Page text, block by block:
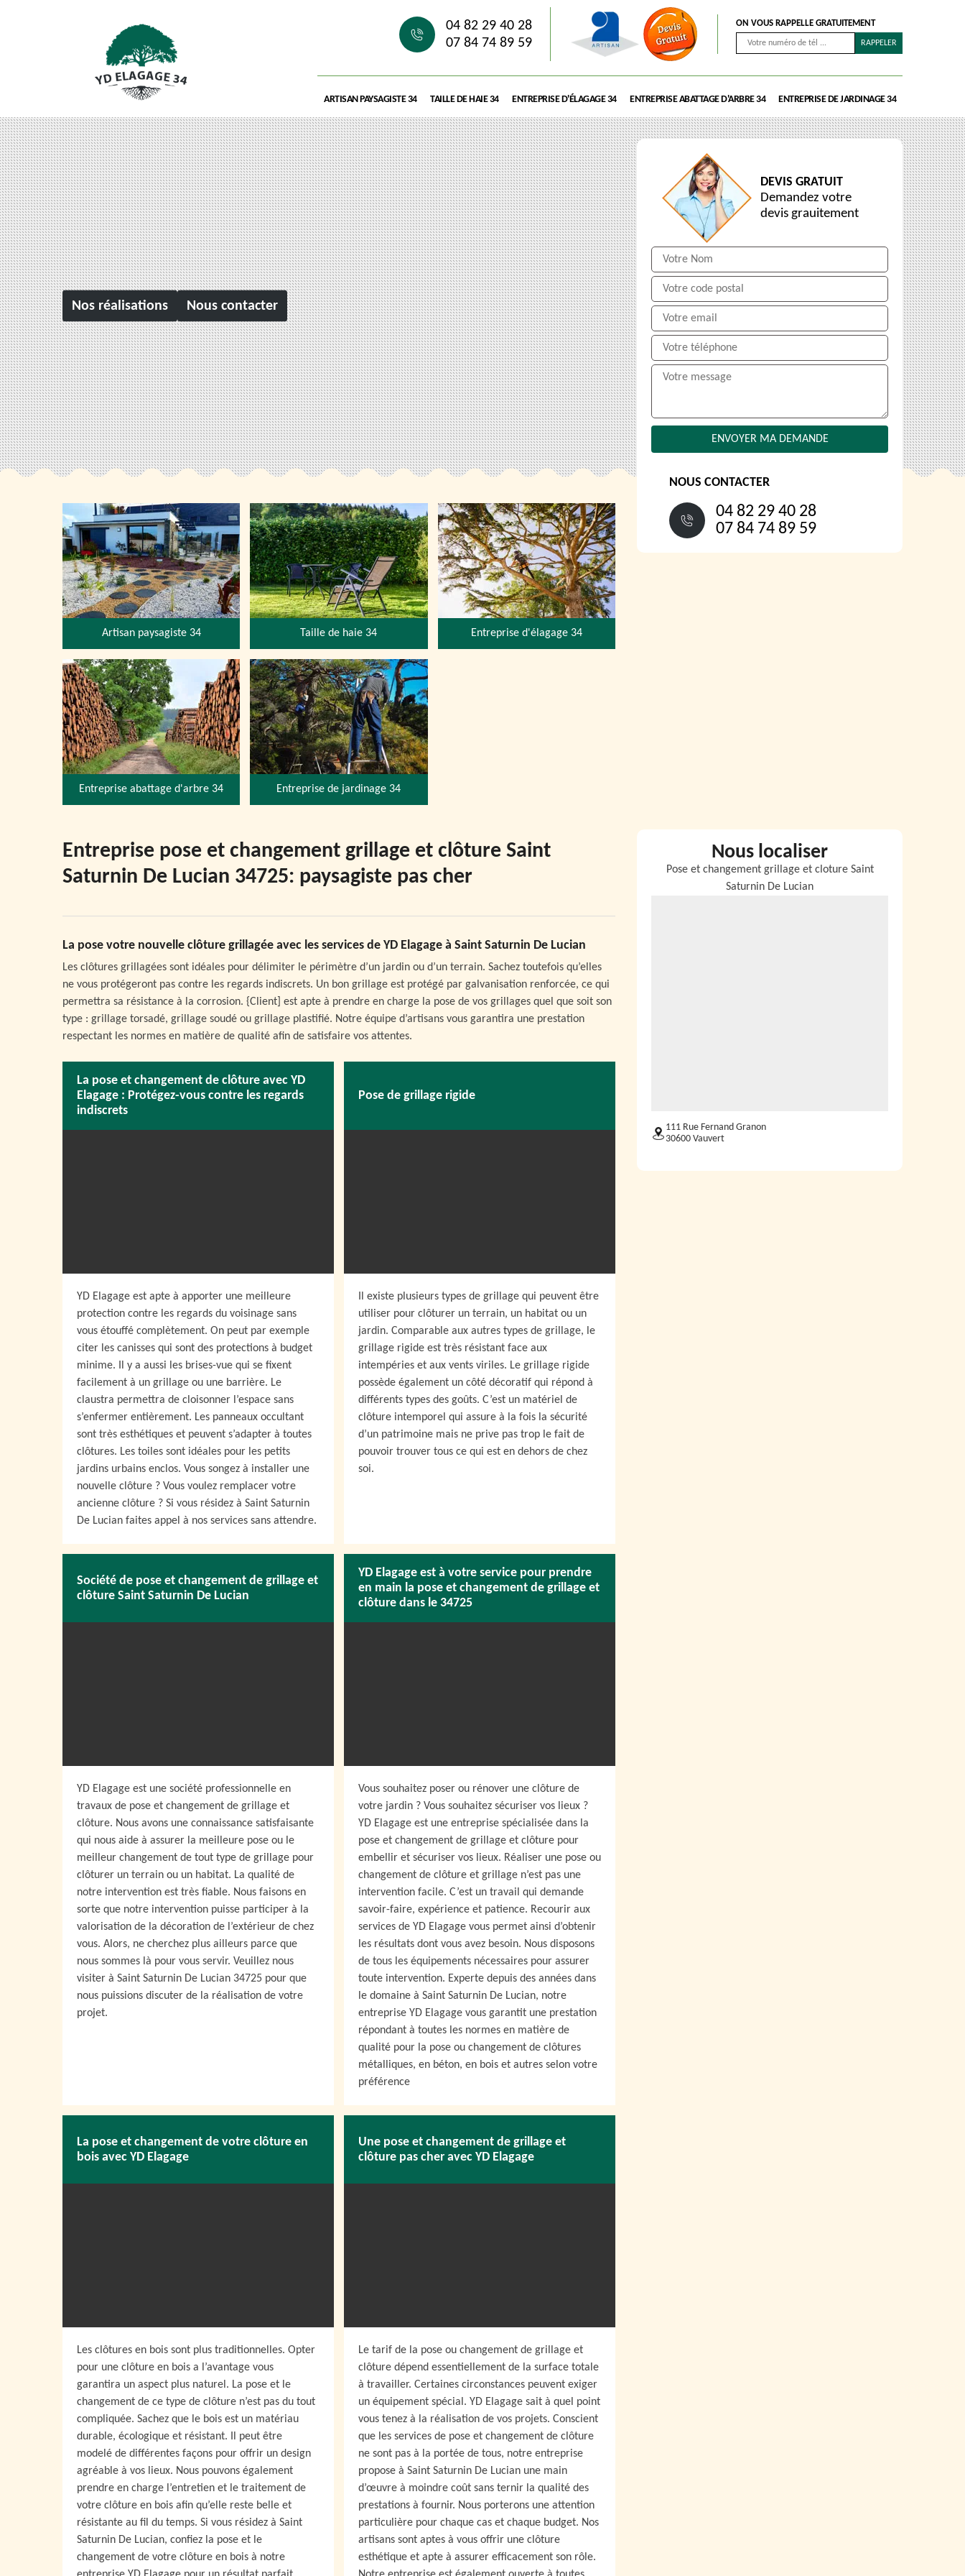
04 82 29 40 28
07 84 74 89 59
ON VOUS RAPPELLE GRATUITEMENT
ARTISAN PAYSAGISTE 34 TAILLE DE HAIE 34 ENTREPRISE D'ÉLAGAGE 34 ENTREPRISE ABATTAGE D'ARBRE 34 ENTREPRISE DE JARDINAGE 34
Nos réalisations Nous contacter
Artisan paysagiste 34 Taille de haie 34 Entreprise d'élagage 34
Entreprise abattage d'arbre 34 Entreprise de jardinage 34
Entreprise pose et changement grillage et clôture Saint
Saturnin De Lucian 34725: paysagiste pas cher
La pose votre nouvelle clôture grillagée avec les services de YD Elagage à Saint Saturnin De Lucian
Les clôtures grillagées sont idéales pour délimiter le périmètre d’un jardin ou d’un terrain. Sachez toutefois qu’elles
ne vous protégeront pas contre les regards indiscrets. Un bon grillage est protégé par galvanisation renforcée, ce qui
permettra sa résistance à la corrosion. {Client] est apte à prendre en charge la pose de vos grillages quel que soit son
type : grillage torsadé, grillage soudé ou grillage plastifié. Notre équipe d’artisans vous garantira une prestation
respectant les normes en matière de qualité afin de satisfaire vos attentes.
La pose et changement de clôture avec YD
Elagage : Protégez-vous contre les regards
indiscrets
YD Elagage est apte à apporter une meilleure
protection contre les regards du voisinage sans
vous étouffé complètement. On peut par exemple
citer les canisses qui sont des protections à budget
minime. Il y a aussi les brises-vue qui se fixent
facilement à un grillage ou une barrière. Le
claustra permettra de cloisonner l’espace sans
s’enfermer entièrement. Les panneaux occultant
sont très esthétiques et peuvent s’adapter à toutes
clôtures. Les toiles sont idéales pour les petits
jardins urbains enclos. Vous songez à installer une
nouvelle clôture ? Vous voulez remplacer votre
ancienne clôture ? Si vous résidez à Saint Saturnin
De Lucian faites appel à nos services sans attendre.
Pose de grillage rigide
Il existe plusieurs types de grillage qui peuvent être
utiliser pour clôturer un terrain, un habitat ou un
jardin. Comparable aux autres types de grillage, le
grillage rigide est très résistant face aux
intempéries et aux vents viriles. Le grillage rigide
possède également un côté décoratif qui répond à
différents types des goûts. C’est un matériel de
clôture intemporel qui assure à la fois la sécurité
d’un patrimoine mais ne prive pas trop le fait de
pouvoir trouver tous ce qui est en dehors de chez
soi.
Société de pose et changement de grillage et
clôture Saint Saturnin De Lucian
YD Elagage est une société professionnelle en
travaux de pose et changement de grillage et
clôture. Nous avons une connaissance satisfaisante
qui nous aide à assurer la meilleure pose ou le
meilleur changement de tout type de grillage pour
clôturer un terrain ou un habitat. La qualité de
notre intervention est très fiable. Nous faisons en
sorte que notre intervention puisse participer à la
valorisation de la décoration de l’extérieur de chez
vous. Alors, ne cherchez plus ailleurs parce que
nous sommes là pour vous servir. Veuillez nous
visiter à Saint Saturnin De Lucian 34725 pour que
nous puissions discuter de la réalisation de votre
projet.
YD Elagage est à votre service pour prendre
en main la pose et changement de grillage et
clôture dans le 34725
Vous souhaitez poser ou rénover une clôture de
votre jardin ? Vous souhaitez sécuriser vos lieux ?
YD Elagage est une entreprise spécialisée dans la
pose et changement de grillage et clôture pour
embellir et sécuriser vos lieux. Réaliser une pose ou
changement de clôture et grillage n’est pas une
intervention facile. C’est un travail qui demande
savoir-faire, expérience et patience. Recourir aux
services de YD Elagage vous permet ainsi d’obtenir
les résultats dont vous avez besoin. Nous disposons
de tous les équipements nécessaires pour assurer
toute intervention. Experte depuis des années dans
le domaine à Saint Saturnin De Lucian, notre
entreprise YD Elagage vous garantit une prestation
répondant à toutes les normes en matière de
qualité pour la pose ou changement de clôtures
métalliques, en béton, en bois et autres selon votre
préférence
La pose et changement de votre clôture en
bois avec YD Elagage
Les clôtures en bois sont plus traditionnelles. Opter
pour une clôture en bois a l’avantage vous
garantira un aspect plus naturel. La pose et le
changement de ce type de clôture n’est pas du tout
compliquée. Sachez que le bois est un matériau
durable, écologique et résistant. Il peut être
modelé de différentes façons pour offrir un design
agréable à vos lieux. Nous pouvons également
prendre en charge l’entretien et le traitement de
votre clôture en bois afin qu’elle reste belle et
résistante au fil du temps. Si vous résidez à Saint
Saturnin De Lucian, confiez la pose et le
changement de votre clôture en bois à notre
Une pose et changement de grillage et
clôture pas cher avec YD Elagage
Le tarif de la pose ou changement de grillage et
clôture dépend essentiellement de la surface totale
à travailler. Certaines circonstances peuvent exiger
un équipement spécial. YD Elagage sait à quel point
vous tenez à la réalisation de vos projets. Conscient
que les services de pose et changement de clôture
ne sont pas à la portée de tous, notre entreprise
propose à Saint Saturnin De Lucian une main
d’œuvre à moindre coût sans ternir la qualité des
prestations à fournir. Nous porterons une attention
particulière pour chaque cas et chaque budget. Nos
artisans sont aptes à vous offrir une clôture
esthétique et apte à assurer efficacement son rôle.
DEVIS GRATUIT
Demandez votre
devis grauitement
NOUS CONTACTER
04 82 29 40 28
07 84 74 89 59
Nous localiser
Pose et changement grillage et cloture Saint
Saturnin De Lucian
111 Rue Fernand Granon
30600 Vauvert